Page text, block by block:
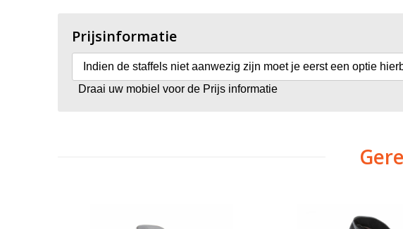
Prijsinformatie
Indien de staffels niet aanwezig zijn moet je eerst een optie
Draai uw mobiel voor de Prijs informatie